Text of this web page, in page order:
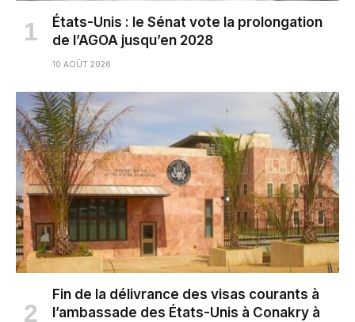
États-Unis : le Sénat vote la prolongation
de l’AGOA jusqu’en 2028
10 AOÛT 2026
Fin de la délivrance des visas courants à
l’ambassade des États-Unis à Conakry à